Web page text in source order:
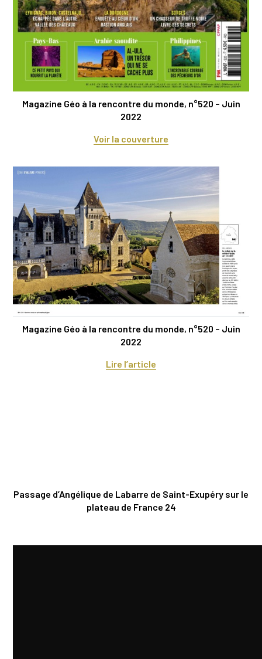
Magazine Géo à la rencontre du monde, n°520 – Juin
2022
Voir la couverture
Magazine Géo à la rencontre du monde, n°520 – Juin
2022
Lire l’article
Passage d’Angélique de Labarre de Saint-Exupéry sur le
plateau de France 24